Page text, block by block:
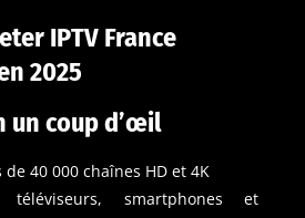
IPTV France
2025
un coup d’œil
40 000 chaînes HD et 4K
téléviseurs, smartphones et